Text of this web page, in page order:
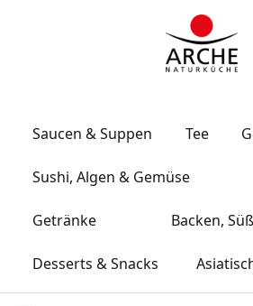
Saucen & Suppen Tee
Sushi, Algen & Gemüse
Getränke Backen,
Desserts & Snacks